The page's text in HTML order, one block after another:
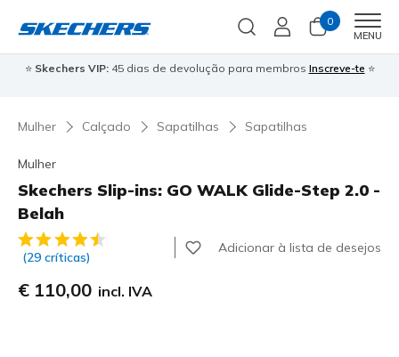
0
MENU
⭐ Skechers VIP:45 dias de devolução para membros Inscreve-te ⭐
Mulher Calçado Sapatilhas Sapatilhas
Mulher
Skechers Slip-ins: GO WALK Glide-Step 2.0 -
Belah
3$4 de 5 – Classificação do cliente
(29 críticas)
Adicionar à lista de desejos
€ 110,00 incl. IVA